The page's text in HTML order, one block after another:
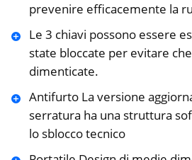
prevenire efficacemente la
Le 3 chiavi possono essere
state bloccate per evitare
dimenticate.
Antifurto La versione
serratura ha una struttura
lo sblocco tecnico